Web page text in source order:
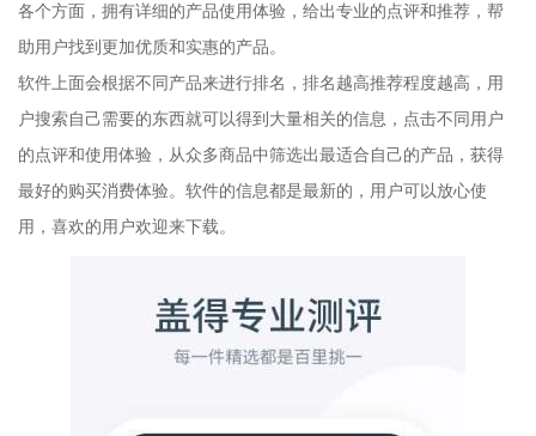
各个方面，拥有详细的产品使用体验，给出专业的点评和推荐，帮
助用户找到更加优质和实惠的产品。
软件上面会根据不同产品来进行排名，排名越高推荐程度越高，用
户搜索自己需要的东西就可以得到大量相关的信息，点击不同用户
的点评和使用体验，从众多商品中筛选出最适合自己的产品，获得
最好的购买消费体验。软件的信息都是最新的，用户可以放心使
用，喜欢的用户欢迎来下载。